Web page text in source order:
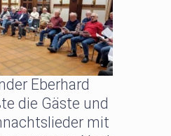
Eberhard
die Gäste und
mit